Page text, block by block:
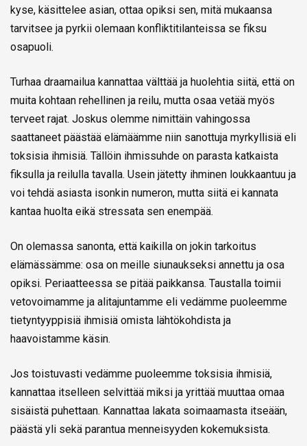
kyse, käsittelee asian, ottaa opiksi sen, mitä mukaansa
tarvitsee ja pyrkii olemaan konfliktitilanteissa se fiksu
osapuoli.
Turhaa draamailua kannattaa välttää ja huolehtia siitä, että on
muita kohtaan rehellinen ja reilu, mutta osaa vetää myös
terveet rajat. Joskus olemme nimittäin vahingossa
saattaneet päästää elämäämme niin sanottuja myrkyllisiä eli
toksisia ihmisiä. Tällöin ihmissuhde on parasta katkaista
fiksulla ja reilulla tavalla. Usein jätetty ihminen loukkaantuu ja
voi tehdä asiasta isonkin numeron, mutta siitä ei kannata
kantaa huolta eikä stressata sen enempää.
On olemassa sanonta, että kaikilla on jokin tarkoitus
elämässämme: osa on meille siunaukseksi annettu ja osa
opiksi. Periaatteessa se pitää paikkansa. Taustalla toimii
vetovoimamme ja alitajuntamme eli vedämme puoleemme
tietyntyyppisiä ihmisiä omista lähtökohdista ja
haavoistamme käsin.
Jos toistuvasti vedämme puoleemme toksisia ihmisiä,
kannattaa itselleen selvittää miksi ja yrittää muuttaa omaa
sisäistä puhettaan. Kannattaa lakata soimaamasta itseään,
päästä yli sekä parantua menneisyyden kokemuksista.